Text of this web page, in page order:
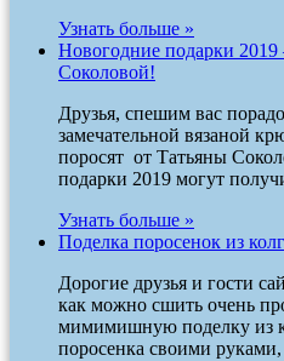
Узнать больше »
Новогодние подарки
Соколовой!
Друзья, спешим вас
замечательной вязаной
поросят от Татьяны
подарки 2019 могут
Узнать больше »
Поделка поросенок из
Дорогие друзья и гости
как можно сшить очень
мимимишную поделку из
поросенка своими руками,